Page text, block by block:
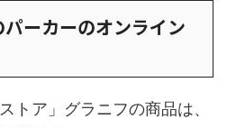
パーカーのオンライン
トア」グラニフの商品は、